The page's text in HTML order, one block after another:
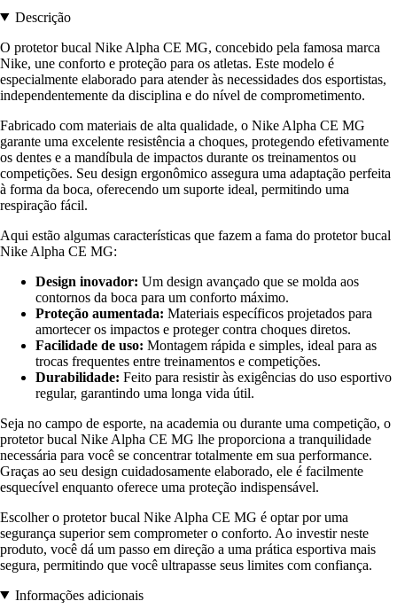
Descrição
O protetor bucal Nike Alpha CE MG, concebido pela famosa marca
Nike, une conforto e proteção para os atletas. Este modelo é
especialmente elaborado para atender às necessidades dos esportistas,
independentemente da disciplina e do nível de comprometimento.
Fabricado com materiais de alta qualidade, o Nike Alpha CE MG
garante uma excelente resistência a choques, protegendo efetivamente
os dentes e a mandíbula de impactos durante os treinamentos ou
competições. Seu design ergonômico assegura uma adaptação perfeita
à forma da boca, oferecendo um suporte ideal, permitindo uma
respiração fácil.
Aqui estão algumas características que fazem a fama do protetor bucal
Nike Alpha CE MG:
Design inovador: Um design avançado que se molda aos
contornos da boca para um conforto máximo.
Proteção aumentada: Materiais específicos projetados para
amortecer os impactos e proteger contra choques diretos.
Facilidade de uso: Montagem rápida e simples, ideal para as
trocas frequentes entre treinamentos e competições.
Durabilidade: Feito para resistir às exigências do uso esportivo
regular, garantindo uma longa vida útil.
Seja no campo de esporte, na academia ou durante uma competição, o
protetor bucal Nike Alpha CE MG lhe proporciona a tranquilidade
necessária para você se concentrar totalmente em sua performance.
Graças ao seu design cuidadosamente elaborado, ele é facilmente
esquecível enquanto oferece uma proteção indispensável.
Escolher o protetor bucal Nike Alpha CE MG é optar por uma
segurança superior sem comprometer o conforto. Ao investir neste
produto, você dá um passo em direção a uma prática esportiva mais
segura, permitindo que você ultrapasse seus limites com confiança.
Informações adicionais